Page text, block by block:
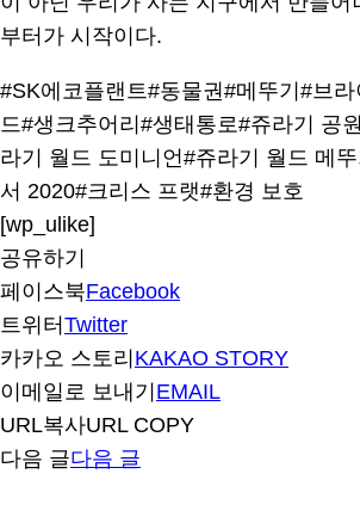
부터가 시작이다.
#SK에코플랜트#동물권#메뚜기#브라
드#생크추어리#생태통로#쥬라기 공원
라기 월드 도미니언#쥬라기 월드 메뚜
서 2020#크리스 프랫#환경 보호
[wp_ulike]
공유하기
페이스북Facebook
트위터Twitter
카카오 스토리 KAKAO STORY
이메일로 보내기 EMAIL
URL복사URL COPY
다음 글다음 글